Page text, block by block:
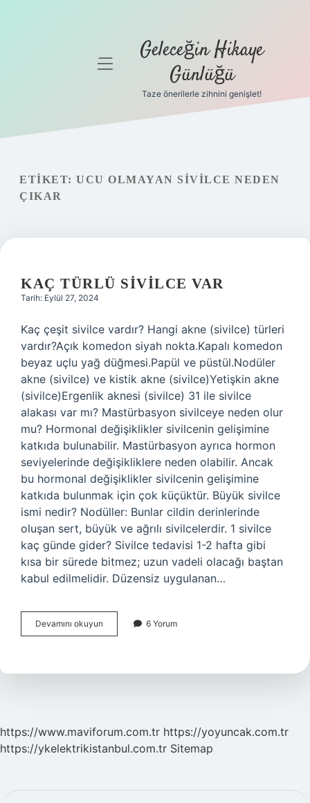
Gizlilik
Yasal Uyarı
menüyü Geleceğin Hikaye
Günlüğü
Taze önerilerle zihnini genişlet!
ETIKET: UCU OLMAYAN SIVILCE NEDEN
ÇIKAR
KAÇ TÜRLÜ SIVILCE VAR
Tarih: Eylül 27, 2024
Kaç çeşit sivilce vardır? Hangi akne (sivilce) türleri
vardır?Açık komedon siyah nokta.Kapalı komedon
beyaz uçlu yağ düğmesi.Papül ve püstül.Nodüler
akne (sivilce) ve kistik akne (sivilce)Yetişkin akne
(sivilce)Ergenlik aknesi (sivilce) 31 ile sivilce
alakası var mı? Mastürbasyon sivilceye neden olur
mu? Hormonal değişiklikler sivilcenin gelişimine
katkıda bulunabilir. Mastürbasyon ayrıca hormon
seviyelerinde değişikliklere neden olabilir. Ancak
bu hormonal değişiklikler sivilcenin gelişimine
katkıda bulunmak için çok küçüktür. Büyük sivilce
ismi nedir? Nodüller: Bunlar cildin derinlerinde
oluşan sert, büyük ve ağrılı sivilcelerdir. 1 sivilce
kaç günde gider? Sivilce tedavisi 1-2 hafta gibi
kısa bir sürede bitmez; uzun vadeli olacağı baştan
kabul edilmelidir. Düzensiz uygulanan…
Devamını okuyun
Türlü
6 Yorum
https://www.maviforum.com.tr https://yoyuncak.com.tr
https://ykelektrikistanbul.com.tr Sitemap